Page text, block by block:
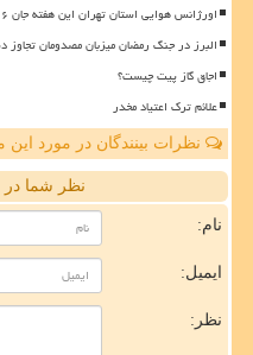
اورژانس هوایی استان تهران این هفته جان ۶ نفر را نجات داد
البرز در جنگ رمضان میزبان مصدومان تجاوز
اجاق گاز پیت چیست؟
علائم ترک اعتیاد مخدر
نظرات بینندگان در مورد
نظر شما
نام:
ایمیل:
نظر: